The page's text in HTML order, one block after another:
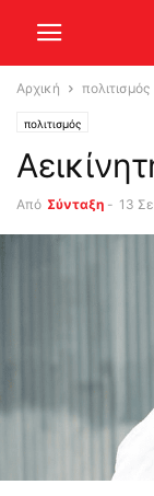
Αρχική πολιτισμός
πολιτισμός
Από Σύνταξη - 13